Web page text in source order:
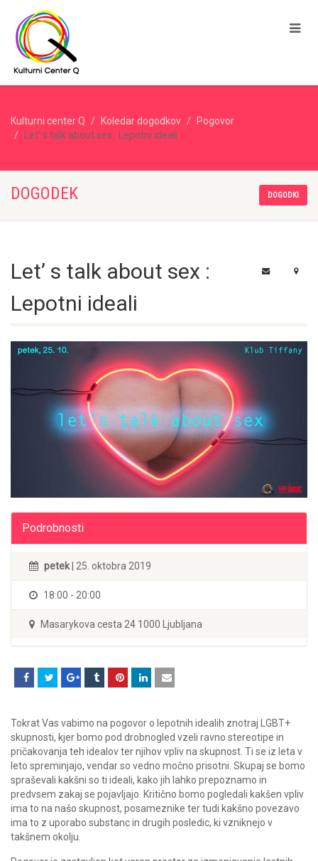
Kulturni center Q Koledar dogodkov
Pogovor
Let’ s talk about sex : Lepotni ideali
DOGODEK DOGODKI
Let’ s talk about sex :
Lepotni ideali
Podrobnosti
petek | 25. oktobra 2019
18:00 - 20:00
Masarykova cesta 24 1000 Ljubljana
Tokrat Vas vabimo na pogovor o lepotnih idealih znotraj LGBT+
skupnosti, kjer bomo pod drobnogled vzeli ravno stereotipe in
pričakovanja teh idealov ter njihov vpliv na skupnost. Ti se iz leta v
leto spreminjajo, vendar so vedno močno prisotni. Skupaj se bomo
spraševali kakšni so ti ideali, kako jih lahko prepoznamo in
predvsem zakaj se pojavljajo. Kritično bomo pogledali kakšen vpliv
ima to na našo skupnost, posameznike ter tudi kakšno povezavo
ima to z uporabo substanc in drugih posledic, ki vzniknejo v
takšnem okolju.